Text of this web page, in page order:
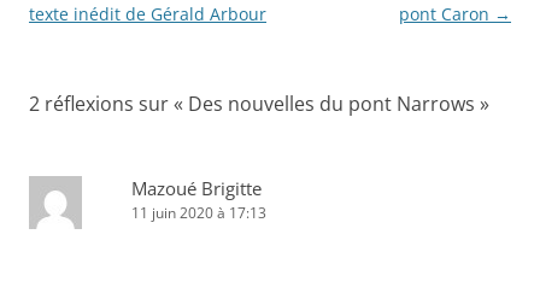
a
g
t
texte inédit de Gérald Arbour
pont Caron →
2 réflexions sur « Des nouvelles du pont Narrows »
Mazoué Brigitte
11 juin 2020 à 17:13